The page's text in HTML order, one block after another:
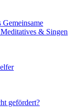
Gemeinsame
& Singen
gefördert?